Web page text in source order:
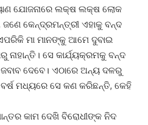
ଯୋଜନାରେ ଲକ୍ଷ ଲକ୍ଷ ଲୋକ
ଜଣେ କେନ୍ଦ୍ରମନ୍ତ୍ରୀ ଏହାକୁ ବନ୍ଦ
ମା ମାନଙ୍କୁ ଆମେ ଦୁବାଇ
ନାହାନ୍ତି। ସେ କାର୍ଯ୍ୟକ୍ରମକୁ ବନ୍ଦ
ଦେବେ। ଏଠାରେ ଅନ୍ୟ ଦଳରୁ
ମଧ୍ୟରେ ସେ କଣ କରିଛନ୍ତି, କେହି
କାମ ଦେଖି ବିରୋଧୀଙ୍କ ନିଦ